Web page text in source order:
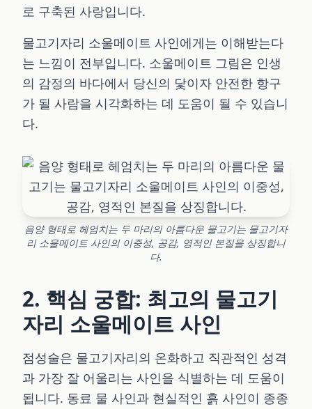
로 구축된 사랑입니다.
물고기자리 소울메이트 사인에게는 이해받는다
는 느낌이 전부입니다. 소울메이트 그림은 인생
의 감정의 바다에서 당신의 닻이자 안전한 항구
가 될 사람을 시각화하는 데 도움이 될 수 있습니
다.
음양 형태로 헤엄치는 두 마리의 아름다운 물고기는 물고기자
리 소울메이트 사인의 이중성, 공감, 영적인 본질을 상징합니
다.
2. 핵심 궁합: 최고의 물고기
자리 소울메이트 사인
점성술은 물고기자리의 온화하고 직관적인 성격
과 가장 잘 어울리는 사인을 식별하는 데 도움이
됩니다. 동료 물 사인과 현실적인 흙 사인이 종종